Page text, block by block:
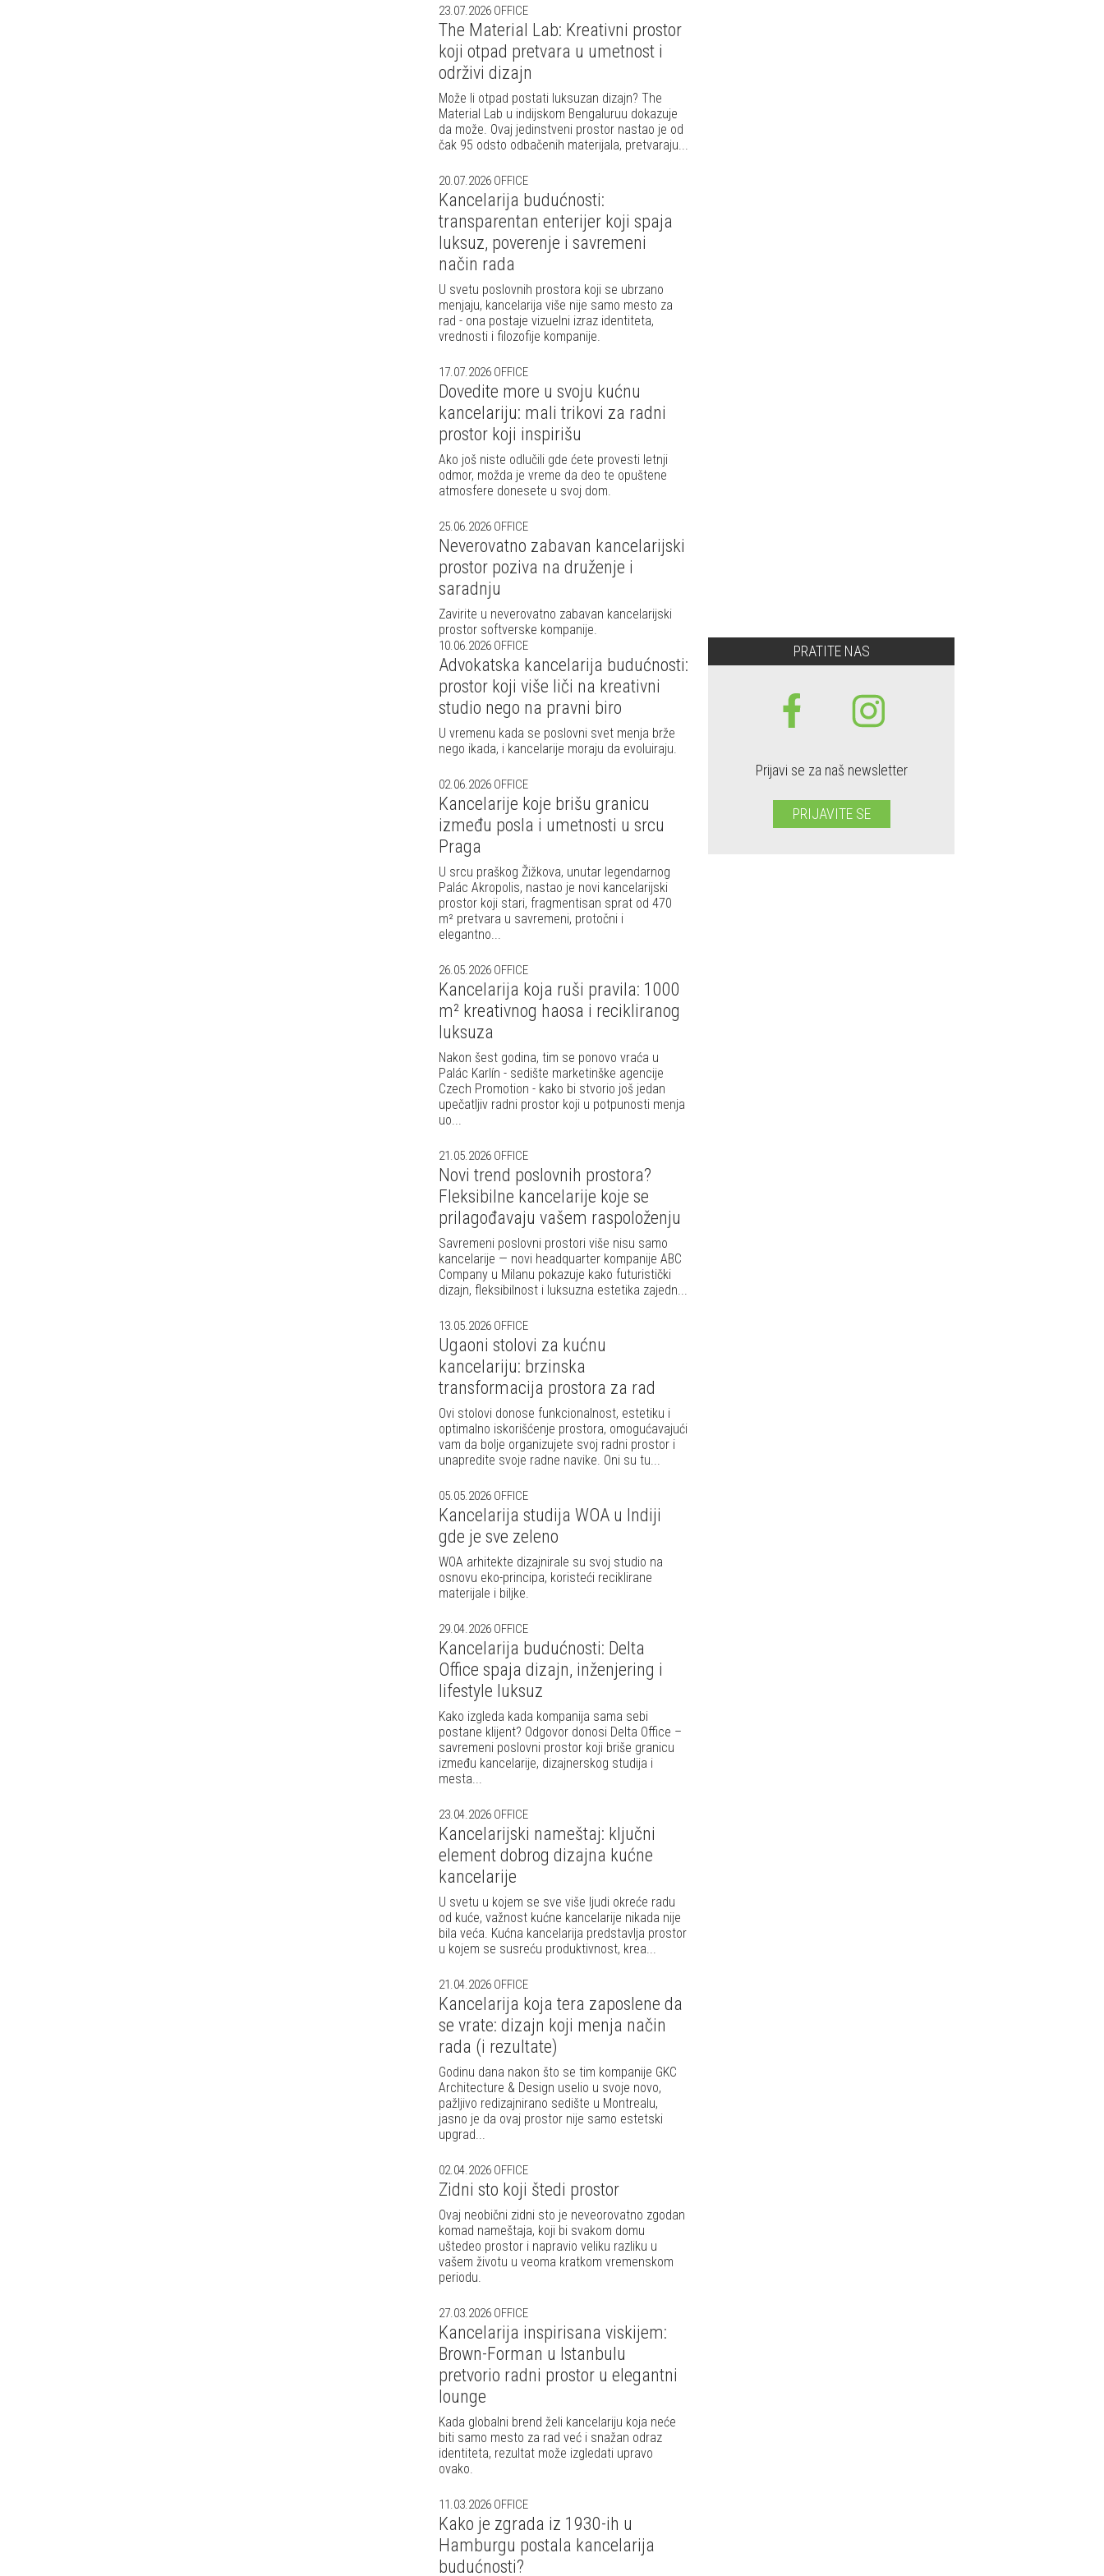
23.07.2026 OFFICE
The Material Lab: Kreativni prostor
koji otpad pretvara u umetnost i
održivi dizajn
Može li otpad postati luksuzan dizajn? The
Material Lab u indijskom Bengaluruu dokazuje
da može. Ovaj jedinstveni prostor nastao je od
čak 95 odsto odbačenih materijala, pretvaraju...
20.07.2026 OFFICE
Kancelarija budućnosti:
transparentan enterijer koji spaja
luksuz, poverenje i savremeni
način rada
U svetu poslovnih prostora koji se ubrzano
menjaju, kancelarija više nije samo mesto za
rad - ona postaje vizuelni izraz identiteta,
vrednosti i filozofije kompanije.
17.07.2026 OFFICE
Dovedite more u svoju kućnu
kancelariju: mali trikovi za radni
prostor koji inspirišu
Ako još niste odlučili gde ćete provesti letnji
odmor, možda je vreme da deo te opuštene
atmosfere donesete u svoj dom.
25.06.2026 OFFICE
Neverovatno zabavan kancelarijski
prostor poziva na druženje i
saradnju
Zavirite u neverovatno zabavan kancelarijski
prostor softverske kompanije.
10.06.2026 OFFICE
Advokatska kancelarija budućnosti:
prostor koji više liči na kreativni
studio nego na pravni biro
U vremenu kada se poslovni svet menja brže
nego ikada, i kancelarije moraju da evoluiraju.
02.06.2026 OFFICE
Kancelarije koje brišu granicu
između posla i umetnosti u srcu
Praga
U srcu praškog Žižkova, unutar legendarnog
Palác Akropolis, nastao je novi kancelarijski
prostor koji stari, fragmentisan sprat od 470
m² pretvara u savremeni, protočni i
elegantno...
26.05.2026 OFFICE
Kancelarija koja ruši pravila: 1000
m² kreativnog haosa i recikliranog
luksuza
Nakon šest godina, tim se ponovo vraća u
Palác Karlín - sedište marketinške agencije
Czech Promotion - kako bi stvorio još jedan
upečatljiv radni prostor koji u potpunosti menja
uo...
21.05.2026 OFFICE
Novi trend poslovnih prostora?
Fleksibilne kancelarije koje se
prilagođavaju vašem raspoloženju
Savremeni poslovni prostori više nisu samo
kancelarije — novi headquarter kompanije ABC
Company u Milanu pokazuje kako futuristički
dizajn, fleksibilnost i luksuzna estetika zajedn...
13.05.2026 OFFICE
Ugaoni stolovi za kućnu
kancelariju: brzinska
transformacija prostora za rad
Ovi stolovi donose funkcionalnost, estetiku i
optimalno iskorišćenje prostora, omogućavajući
vam da bolje organizujete svoj radni prostor i
unapredite svoje radne navike. Oni su tu...
05.05.2026 OFFICE
Kancelarija studija WOA u Indiji
gde je sve zeleno
WOA arhitekte dizajnirale su svoj studio na
osnovu eko-principa, koristeći reciklirane
materijale i biljke.
29.04.2026 OFFICE
Kancelarija budućnosti: Delta
Office spaja dizajn, inženjering i
lifestyle luksuz
Kako izgleda kada kompanija sama sebi
postane klijent? Odgovor donosi Delta Office –
savremeni poslovni prostor koji briše granicu
između kancelarije, dizajnerskog studija i
mesta...
23.04.2026 OFFICE
Kancelarijski nameštaj: ključni
element dobrog dizajna kućne
kancelarije
U svetu u kojem se sve više ljudi okreće radu
od kuće, važnost kućne kancelarije nikada nije
bila veća. Kućna kancelarija predstavlja prostor
u kojem se susreću produktivnost, krea...
21.04.2026 OFFICE
Kancelarija koja tera zaposlene da
se vrate: dizajn koji menja način
rada (i rezultate)
Godinu dana nakon što se tim kompanije GKC
Architecture & Design uselio u svoje novo,
pažljivo redizajnirano sedište u Montrealu,
jasno je da ovaj prostor nije samo estetski
upgrad...
02.04.2026 OFFICE
Zidni sto koji štedi prostor
Ovaj neobični zidni sto je neveorovatno zgodan
komad nameštaja, koji bi svakom domu
uštedeo prostor i napravio veliku razliku u
vašem životu u veoma kratkom vremenskom
periodu.
27.03.2026 OFFICE
Kancelarija inspirisana viskijem:
Brown-Forman u Istanbulu
pretvorio radni prostor u elegantni
lounge
Kada globalni brend želi kancelariju koja neće
biti samo mesto za rad već i snažan odraz
identiteta, rezultat može izgledati upravo
ovako.
11.03.2026 OFFICE
Kako je zgrada iz 1930-ih u
Hamburgu postala kancelarija
budućnosti?
PRATITE NAS
Prijavi se za naš newsletter
PRIJAVITE SE